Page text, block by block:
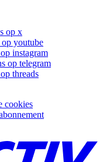
op x
youtube
instagram
op telegram
threads
cookies